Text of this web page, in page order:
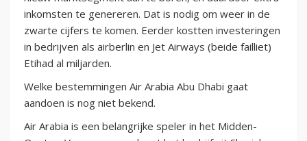
inkomsten te genereren. Dat is nodig om weer in de
zwarte cijfers te komen. Eerder kostten investeringen
in bedrijven als airberlin en Jet Airways (beide failliet)
Etihad al miljarden.
Welke bestemmingen Air Arabia Abu Dhabi gaat
aandoen is nog niet bekend.
Air Arabia is een belangrijke speler in het Midden-